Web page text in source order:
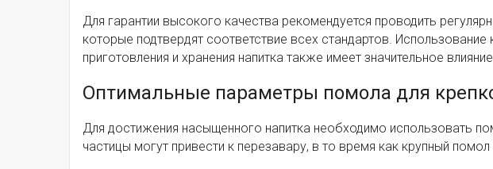
Для гарантии высокого качества рекомендуется проводить
которые подтвердят соответствие всех стандартов.
приготовления и хранения напитка также имеет значительное
Оптимальные параметры помола для
Для достижения насыщенного напитка необходимо использовать
частицы могут привести к перезавару, в то время как крупный